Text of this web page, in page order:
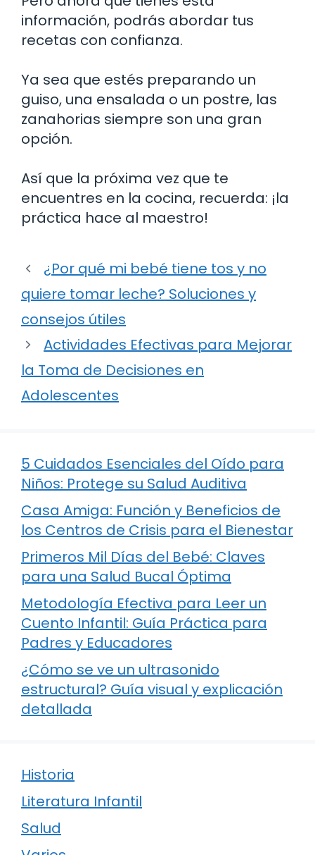
información, podrás abordar tus
recetas con confianza.
Ya sea que estés preparando un
guiso, una ensalada o un postre, las
zanahorias siempre son una gran
opción.
Así que la próxima vez que te
encuentres en la cocina, recuerda: ¡la
práctica hace al maestro!
¿Por qué mi bebé tiene tos y no
quiere tomar leche? Soluciones y
consejos útiles
Actividades Efectivas para Mejorar
la Toma de Decisiones en
Adolescentes
5 Cuidados Esenciales del Oído para
Niños: Protege su Salud Auditiva
Casa Amiga: Función y Beneficios de
los Centros de Crisis para el Bienestar
Primeros Mil Días del Bebé: Claves
para una Salud Bucal Óptima
Metodología Efectiva para Leer un
Cuento Infantil: Guía Práctica para
Padres y Educadores
¿Cómo se ve un ultrasonido
estructural? Guía visual y explicación
detallada
Historia
Literatura Infantil
Salud